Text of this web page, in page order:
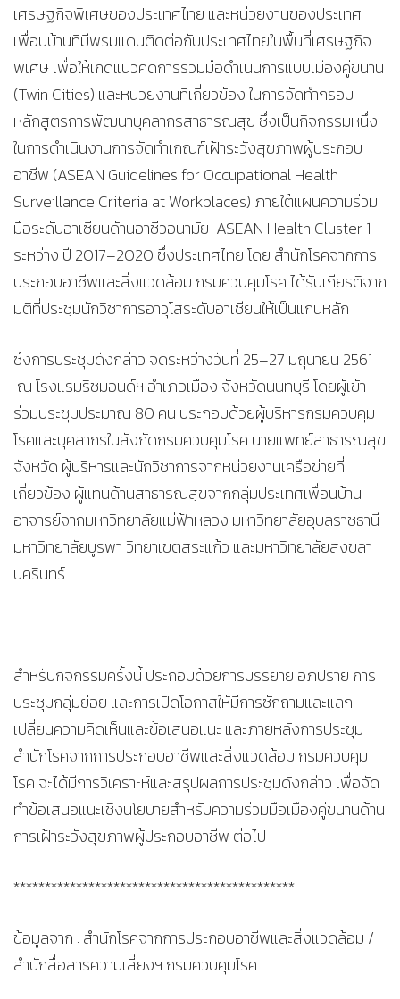
เศรษฐกิจพิเศษของประเทศไทย และหน่วยงานของประเทศ
เพื่อนบ้านที่มีพรมแดนติดต่อกับประเทศไทยในพื้นที่เศรษฐกิจ
พิเศษ เพื่อให้เกิดแนวคิดการร่วมมือดำเนินการแบบเมืองคู่ขนาน
(Twin Cities) และหน่วยงานที่เกี่ยวข้อง ในการจัดทำกรอบ
หลักสูตรการพัฒนาบุคลากรสาธารณสุข ซึ่งเป็นกิจกรรมหนึ่ง
ในการดำเนินงานการจัดทำเกณฑ์เฝ้าระวังสุขภาพผู้ประกอบ
อาชีพ (ASEAN Guidelines for Occupational Health
Surveillance Criteria at Workplaces) ภายใต้แผนความร่วม
มือระดับอาเซียนด้านอาชีวอนามัย ASEAN Health Cluster 1
ระหว่าง ปี 2017–2020 ซึ่งประเทศไทย โดย สำนักโรคจากการ
ประกอบอาชีพและสิ่งแวดล้อม กรมควบคุมโรค ได้รับเกียรติจาก
มติที่ประชุมนักวิชาการอาวุโสระดับอาเซียนให้เป็นแกนหลัก
ซึ่งการประชุมดังกล่าว จัดระหว่างวันที่ 25–27 มิถุนายน 2561
ณ โรงแรมริชมอนด์ฯ อำเภอเมือง จังหวัดนนทบุรี โดยผู้เข้า
ร่วมประชุมประมาณ 80 คน ประกอบด้วยผู้บริหารกรมควบคุม
โรคและบุคลากรในสังกัดกรมควบคุมโรค นายแพทย์สาธารณสุข
จังหวัด ผู้บริหารและนักวิชาการจากหน่วยงานเครือข่ายที่
เกี่ยวข้อง ผู้แทนด้านสาธารณสุขจากกลุ่มประเทศเพื่อนบ้าน
อาจารย์จากมหาวิทยาลัยแม่ฟ้าหลวง มหาวิทยาลัยอุบลราชธานี
มหาวิทยาลัยบูรพา วิทยาเขตสระแก้ว และมหาวิทยาลัยสงขลา
นครินทร์
สำหรับกิจกรรมครั้งนี้ ประกอบด้วยการบรรยาย อภิปราย การ
ประชุมกลุ่มย่อย และการเปิดโอกาสให้มีการซักถามและแลก
เปลี่ยนความคิดเห็นและข้อเสนอแนะ และภายหลังการประชุม
สำนักโรคจากการประกอบอาชีพและสิ่งแวดล้อม กรมควบคุม
โรค จะได้มีการวิเคราะห์และสรุปผลการประชุมดังกล่าว เพื่อจัด
ทำข้อเสนอแนะเชิงนโยบายสำหรับความร่วมมือเมืองคู่ขนานด้าน
การเฝ้าระวังสุขภาพผู้ประกอบอาชีพ ต่อไป
*********************************************
ข้อมูลจาก : สำนักโรคจากการประกอบอาชีพและสิ่งแวดล้อม /
สำนักสื่อสารความเสี่ยงฯ กรมควบคุมโรค